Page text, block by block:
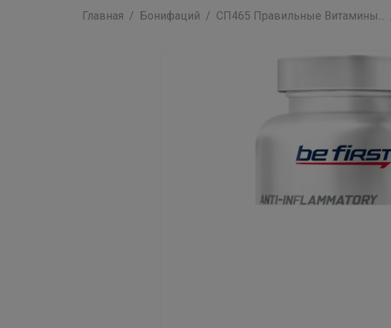
Главная Бонифаций СП465 Правильные Витамины...